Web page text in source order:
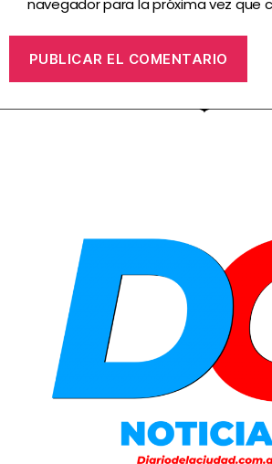
navegador para la próxima vez que